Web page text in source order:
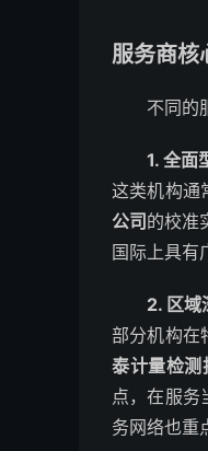
服务商核
不同的
1. 全面
这类机构通
公司 的校准
国际上具有
2. 区域
部分机构在
泰计量检测
点，在服务
务网络也重